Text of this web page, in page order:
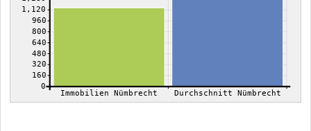
0
160
320
480
640
800
960
1,120
Immobilien Nümbrecht Durchschnitt Nümbrecht